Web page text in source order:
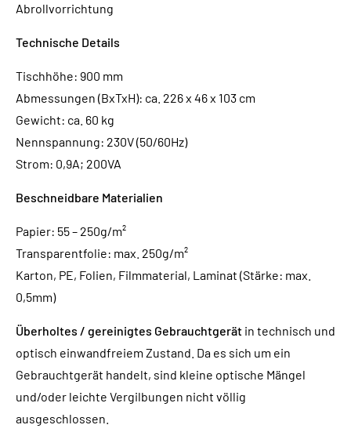
Abrollvorrichtung
Technische Details
Tischhöhe: 900 mm
Abmessungen (BxTxH): ca. 226 x 46 x 103 cm
Gewicht: ca. 60 kg
Nennspannung: 230V (50/60Hz)
Strom: 0,9A; 200VA
Beschneidbare Materialien
Papier: 55 – 250g/m²
Transparentfolie: max. 250g/m²
Karton, PE, Folien, Filmmaterial, Laminat (Stärke: max.
0,5mm)
Überholtes / gereinigtes Gebrauchtgerät in technisch und
optisch einwandfreiem Zustand. Da es sich um ein
Gebrauchtgerät handelt, sind kleine optische Mängel
und/oder leichte Vergilbungen nicht völlig
ausgeschlossen.